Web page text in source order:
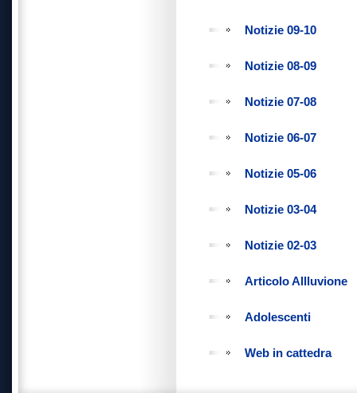
Notizie 09-10
Notizie 08-09
Notizie 07-08
Notizie 06-07
Notizie 05-06
Notizie 03-04
Notizie 02-03
Articolo Allluvione
Adolescenti
Web in cattedra